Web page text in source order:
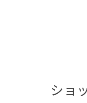
ショ